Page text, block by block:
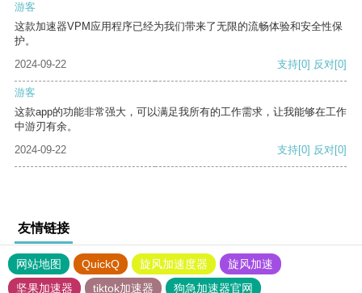
游客
这款加速器VPM应用程序已经为我们带来了无限的流畅体验和安全性保
护。
2024-09-22
支持[0] 反对[0]
游客
这款app的功能非常强大，可以满足我所有的工作需求，让我能够在工作
中游刃有余。
2024-09-22
支持[0] 反对[0]
友情链接
网站地图 QuickQ 旋风加速度器
旋风加速
坚果加速器
tiktok加速器 狗急加速器官网